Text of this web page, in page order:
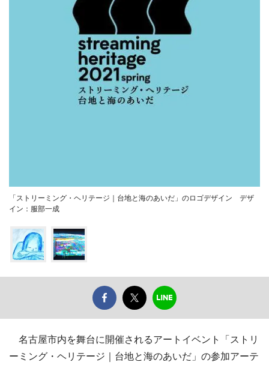
「ストリーミング・ヘリテージ｜台地と海のあいだ」のロゴデザイン デザ
イン：服部一成
名古屋市内を舞台に開催されるアートイベント「ストリ
ーミング・ヘリテージ｜台地と海のあいだ」の参加アーテ